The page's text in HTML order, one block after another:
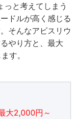
っと考えてしまう
ドルが高く感じる
そんなアビスリウ
やり方と、最大
す。
大2,000円～